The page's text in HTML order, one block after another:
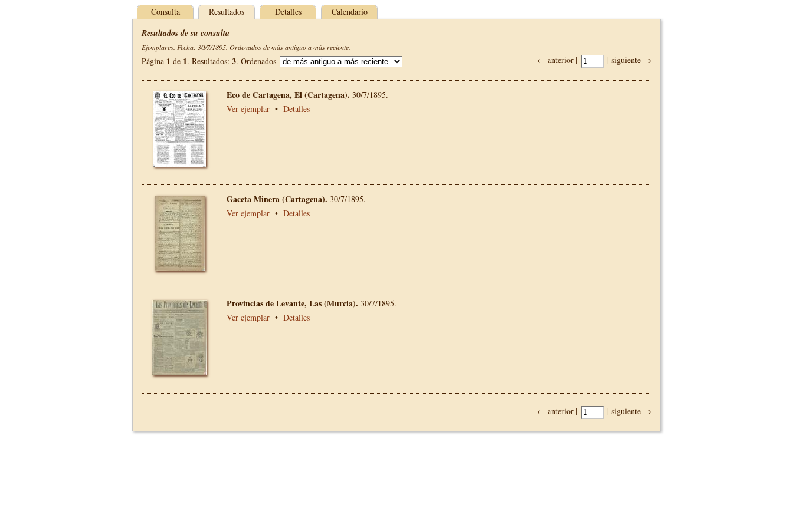
Consulta Resultados Detalles Calendario
Resultados de su consulta
Ejemplares. Fecha: 30/7/1895. Ordenados de más antiguo a más reciente.
← anterior | | siguiente →
Página 1 de 1. Resultados: 3. Ordenados
Eco de Cartagena, El (Cartagena). 30/7/1895.
Ver ejemplar • Detalles
Gaceta Minera (Cartagena). 30/7/1895.
Ver ejemplar • Detalles
Provincias de Levante, Las (Murcia). 30/7/1895.
Ver ejemplar • Detalles
← anterior | | siguiente →